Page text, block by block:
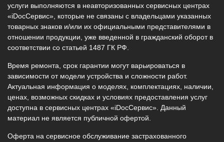
услуги выполняются в неавторизованных сервисных центрах
«iDocСервис», которые не связаны с владельцами указанных
товарных знаков и/или их официальными представителями в
отношении продукции, уже введенной в гражданский оборот в
соответствии со статьей 1487 ГК РФ.
Время ремонта, срок гарантии могут варьироваться в
зависимости от модели устройства и сложности работ.
Актуальная информация о моделях, комплектациях, наличии,
ценах, возможных скидках и условиях предоставления услуг
доступна в сервисных центрах «iDocСервис». Данный
материал не является публичной офертой.
Оферта на сервисное обслуживание застрахованного